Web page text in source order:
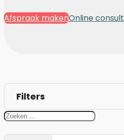
Afspraak makenOnline consult
Filters